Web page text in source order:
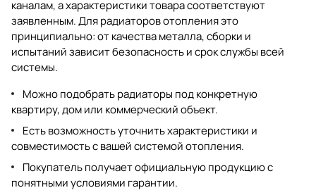
каналам, а характеристики товара соответствуют
заявленным. Для радиаторов отопления это
принципиально: от качества металла, сборки и
испытаний зависит безопасность и срок службы всей
системы.
Можно подобрать радиаторы под конкретную
квартиру, дом или коммерческий объект.
Есть возможность уточнить характеристики и
совместимость с вашей системой отопления.
Покупатель получает официальную продукцию с
понятными условиями гарантии.